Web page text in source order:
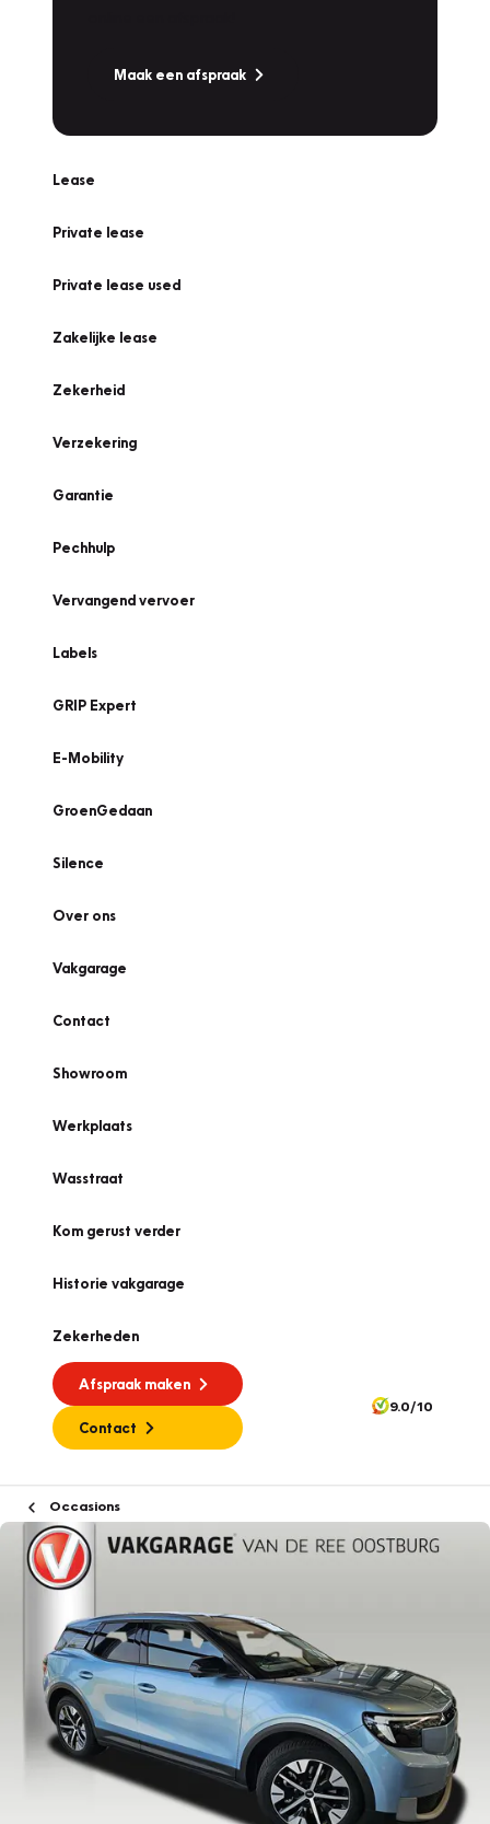
Maak een afspraak
Lease
Private lease
Private lease used
Zakelijke lease
Zekerheid
Verzekering
Garantie
Pechhulp
Vervangend vervoer
Labels
GRIP Expert
E-Mobility
GroenGedaan
Silence
Over ons
Vakgarage
Contact
Showroom
Werkplaats
Wasstraat
Kom gerust verder
Historie vakgarage
Zekerheden
Afspraak maken
Contact
9.0/10
Occasions